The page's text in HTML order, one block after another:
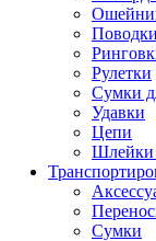
Рулетки
Сумки
Удавки
Цепи
Шлейки
Сумки